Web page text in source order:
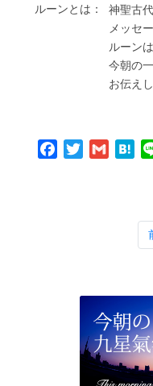
ルーンとは：
神聖古
メッセ
ルーン
今朝の
お伝え
Facebook
TwitterGmail